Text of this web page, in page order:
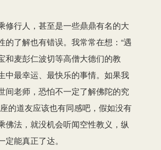
修行人，甚至是一些鼎鼎有名的大
的了解也有错误。我常常在想：“遇
和麦彭仁波切等高僧大德们的教
中最幸运、最快乐的事情。如果我
间老师，恐怕不一定了解佛陀的究
的道友应该也有同感吧，假如没有
佛法，就没机会听闻空性教义，纵
定能真正了达。